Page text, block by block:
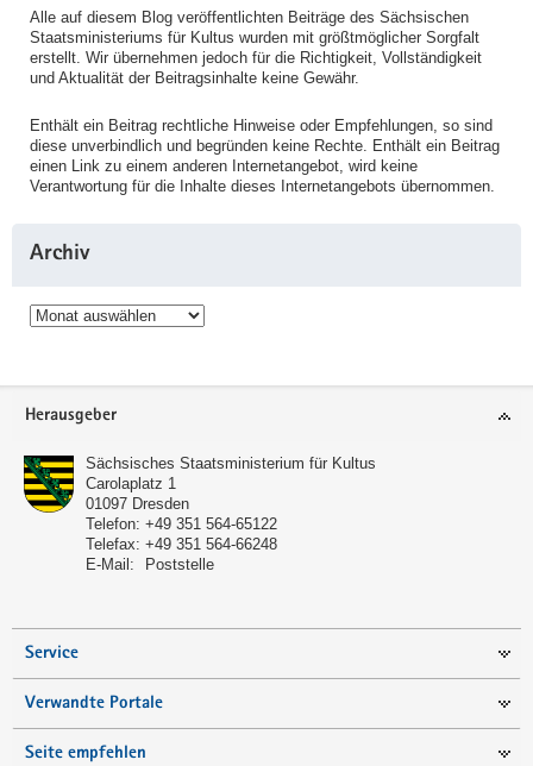
Alle auf diesem Blog veröffentlichten Beiträge des Sächsischen
Staatsministeriums für Kultus wurden mit größtmöglicher Sorgfalt
erstellt. Wir übernehmen jedoch für die Richtigkeit, Vollständigkeit
und Aktualität der Beitragsinhalte keine Gewähr.
Enthält ein Beitrag rechtliche Hinweise oder Empfehlungen, so sind
diese unverbindlich und begründen keine Rechte. Enthält ein Beitrag
einen Link zu einem anderen Internetangebot, wird keine
Verantwortung für die Inhalte dieses Internetangebots übernommen.
Archiv
Archiv
Service
Herausgeber
Sächsisches Staatsministerium für Kultus
Carolaplatz 1
01097 Dresden
Telefon: +49 351 564-65122
Telefax: +49 351 564-66248
E-Mail:
Poststelle
Service
Verwandte Portale
Seite empfehlen